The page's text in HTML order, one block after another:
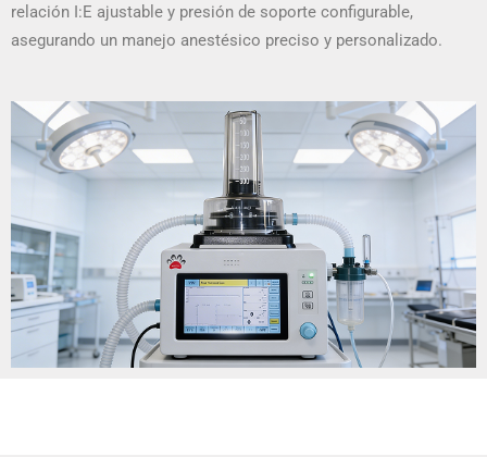
relación I:E ajustable y presión de soporte configurable,
asegurando un manejo anestésico preciso y personalizado.